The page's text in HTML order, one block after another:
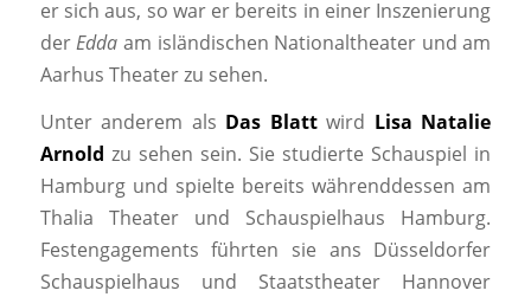
er sich aus, so war er bereits in einer Inszenierung
derEdda am isländischen Nationaltheater und am
Aarhus Theater zu sehen.
Unter anderem als Das Blattwird Lisa Natalie
Arnold zu sehen sein. Sie studierte Schauspiel in
Hamburg und spielte bereits währenddessen am
Thalia Theater und Schauspielhaus Hamburg.
Festengagements führten sie ans Düsseldorfer
Schauspielhaus und Staatstheater Hannover